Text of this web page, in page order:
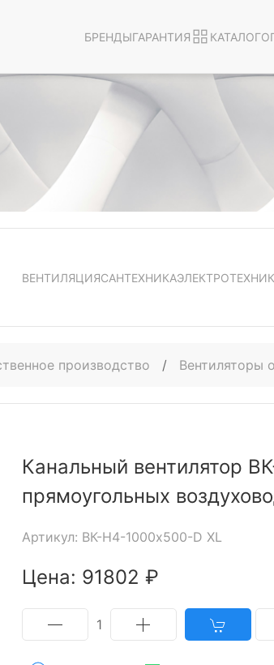
БРЕНДЫГАРАНТИЯ КАТАЛОГ
ВЕНТИЛЯЦИЯСАНТЕХНИКА
производство / Вентиляторы
Канальный вентилятор
прямоугольных
Артикул: ВК-Н4-1000x500-D XL
Цена: 91802 ₽
1